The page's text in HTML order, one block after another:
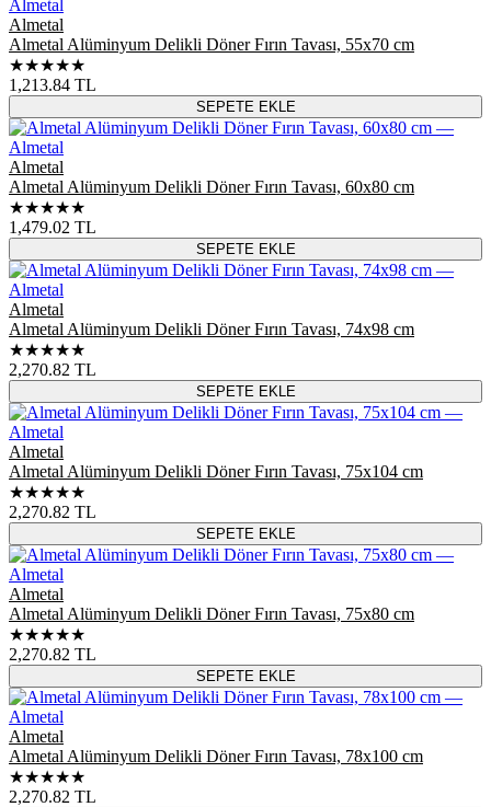
Almetal
Almetal Alüminyum Delikli Döner Fırın Tavası, 55x70 cm
★★★★★
1,213.84 TL
SEPETE EKLE
Almetal
Almetal Alüminyum Delikli Döner Fırın Tavası, 60x80 cm
★★★★★
1,479.02 TL
SEPETE EKLE
Almetal
Almetal Alüminyum Delikli Döner Fırın Tavası, 74x98 cm
★★★★★
2,270.82 TL
SEPETE EKLE
Almetal
Almetal Alüminyum Delikli Döner Fırın Tavası, 75x104 cm
★★★★★
2,270.82 TL
SEPETE EKLE
Almetal
Almetal Alüminyum Delikli Döner Fırın Tavası, 75x80 cm
★★★★★
2,270.82 TL
SEPETE EKLE
Almetal
Almetal Alüminyum Delikli Döner Fırın Tavası, 78x100 cm
★★★★★
2,270.82 TL